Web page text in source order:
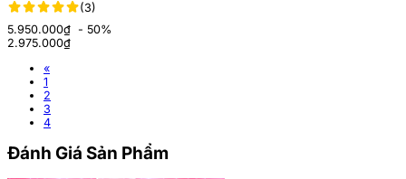
(3)
5.950.000₫ - 50%
2.975.000₫
«
1
2
3
4
Đánh Giá Sản Phẩm